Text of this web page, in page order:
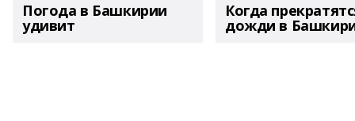
Погода в Башкирии
удивит
Когда
дожди в